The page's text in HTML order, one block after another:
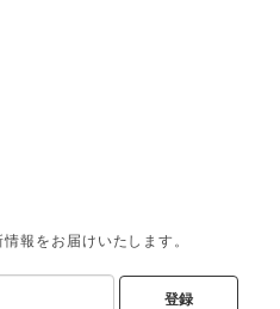
報をお届けいたします。
登録